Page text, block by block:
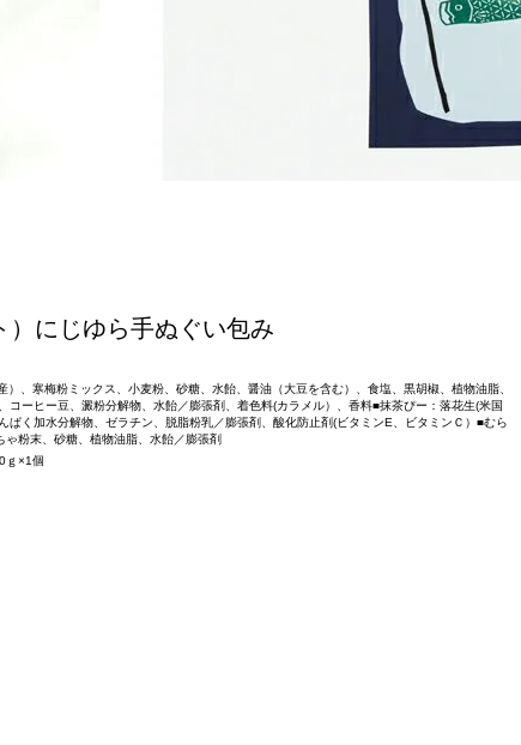
）にじゆら手ぬぐい包み
寒梅粉ミックス、小麦粉、砂糖、水飴、醤油（大豆を含む）、食塩、黒胡椒、植物油脂、
ーヒー豆、澱粉分解物、水飴／膨張剤、着色料(カラメル）、香料■抹茶ぴー：落花生(米国
く加水分解物、ゼラチン、脱脂粉乳／膨張剤、酸化防止剤(ビタミンE、ビタミンＣ）■むら
粉末、砂糖、植物油脂、水飴／膨張剤
ｇ×1個